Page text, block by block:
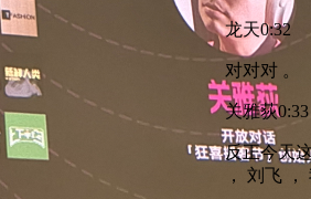
龙天0:32
对对对 。
关雅荻0:33
反正今天
， 刘飞